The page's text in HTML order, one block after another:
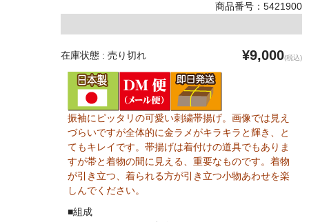
商品番号：5421900
在庫状態 : 売り切れ ¥9,000(税込)
振袖にピッタリの可愛い刺繍帯揚げ。画像では見え
づらいですが全体的に金ラメがキラキラと輝き、と
てもキレイです。帯揚げは着付けの道具でもありま
すが帯と着物の間に見える、重要なものです。着物
が引き立つ、着られる方が引き立つ小物あわせを楽
しんでください。
■組成